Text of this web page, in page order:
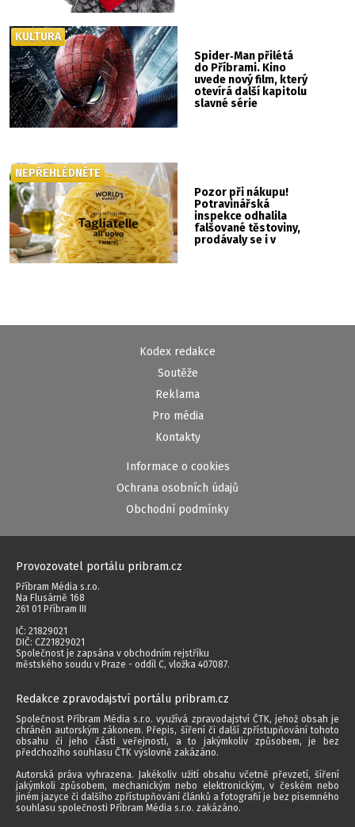
Spider‑Man přilétá
do Příbrami. Kino
uvede nový film, který
otevírá další kapitolu
slavné série
KULTURA
Pozor při nákupu!
Potravinářská
inspekce odhalila
falšované těstoviny,
prodávaly se i v
NEPŘEHLÉDNĚTE
Kodex redakce
Soutěže
Reklama
Pro média
Kontakty
Informace o cookies
Ochrana osobních údajů
Obchodní podmínky
Provozovatel portálu pribram.cz
Příbram Média s.r.o.
Na Flusárně 168
261 01 Příbram III
IČ: 21829021
DIČ: CZ21829021
Společnost je zapsána v obchodním rejstříku
městského soudu v Praze - oddíl C, vložka 407087.
Redakce zpravodajství portálu pribram.cz
Společnost Příbram Média s.r.o. využívá zpravodajství ČTK, jehož obsah je
chráněn autorským zákonem. Přepis, šíření či další zpřístupňování tohoto
obsahu či jeho části veřejnosti, a to jakýmkoliv způsobem, je bez
předchozího souhlasu ČTK výslovně zakázáno.
Autorská práva vyhrazena. Jakékoliv užití obsahu včetně převzetí, šíření
jakýmkoli způsobem, mechanickým nebo elektronickým, v českém nebo
jiném jazyce či dalšího zpřístupňování článků a fotografií je bez písemného
souhlasu společnosti Příbram Média s.r.o. zakázáno.